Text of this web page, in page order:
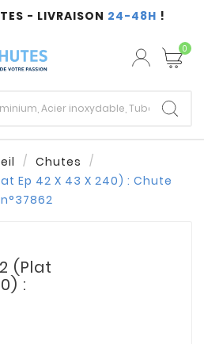
- LIVRAISON 24-48H !
0
Chutes
Ep 42 X 43 X 240) : Chute
n°37862
(Plat
: